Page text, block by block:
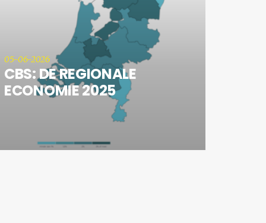
05-06-2026
CBS: DE REGIONALE
ECONOMIE 2025